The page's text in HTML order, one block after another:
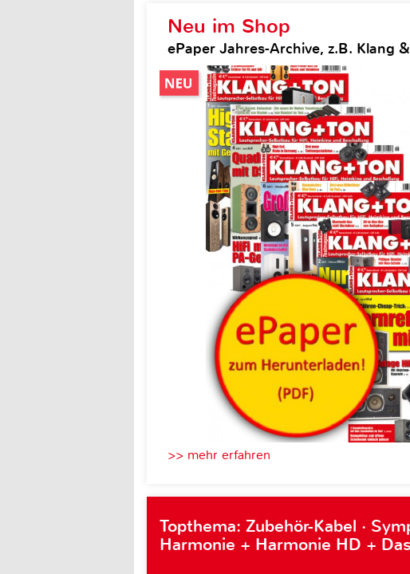
Neu im Shop
ePaper Jahres-Archive, z.B. Klang
>> mehr erfahren
Topthema: Zubehör-Kabel ·
Harmonie + Harmonie HD +